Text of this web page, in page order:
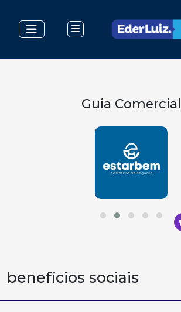
Guia Comercial
benefícios sociais